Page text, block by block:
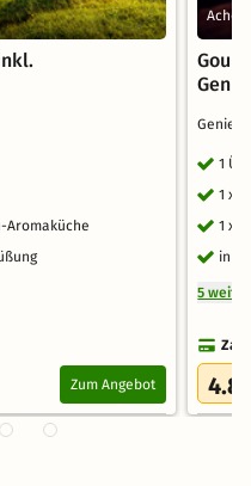
Aromaküche
Zum Angebot
1
1 x
1 x
inkl.
5
4.8